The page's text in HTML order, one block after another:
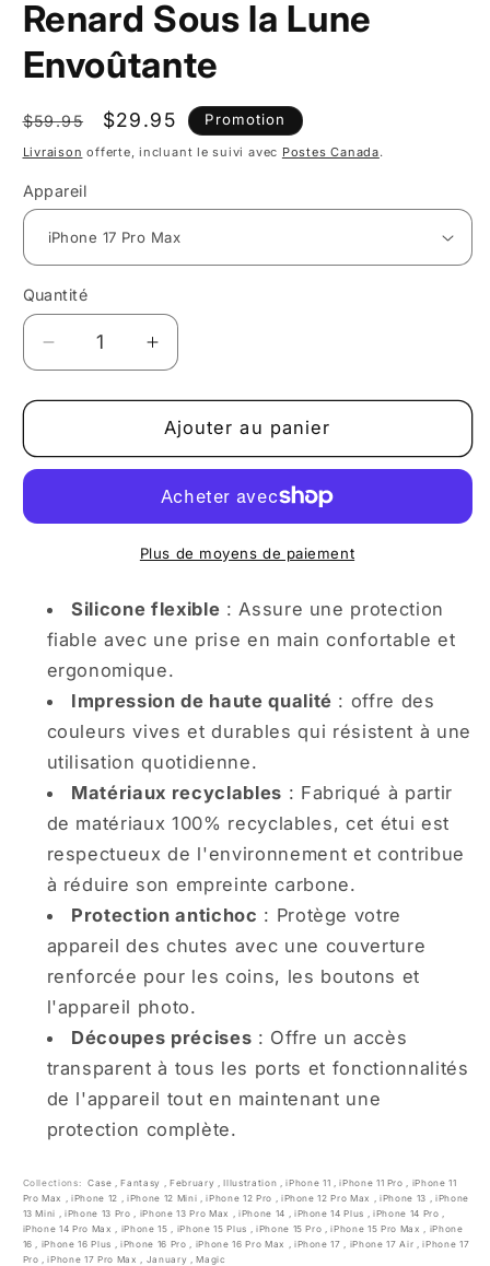
Renard Sous la Lune
Envoûtante
Prix
habituel
$59.95
Prix
promotionnel
$29.95 Promotion
Livraison offerte, incluant le suivi avec Postes Canada.
Appareil
Quantité
Réduire
la
quantité
Étui
Dame
la
Lune
Envoûtante
Augmenter
la
quantité
de
Étui
iPhone
Dame
Renard
la
Envoûtante
Ajouter au panier
Plus de moyens de paiement
Silicone flexible : Assure une protection
fiable avec une prise en main confortable et
ergonomique.
Impression de haute qualité : offre des
couleurs vives et durables qui résistent à une
utilisation quotidienne.
Matériaux recyclables : Fabriqué à partir
de matériaux 100% recyclables, cet étui est
respectueux de l'environnement et contribue
à réduire son empreinte carbone.
Protection antichoc : Protège votre
appareil des chutes avec une couverture
renforcée pour les coins, les boutons et
l'appareil photo.
Découpes précises : Offre un accès
transparent à tous les ports et fonctionnalités
de l'appareil tout en maintenant une
protection complète.
Collections: Case ,Fantasy ,February ,Illustration ,iPhone 11 ,iPhone 11 Pro
iPhone 11
Pro Max
,iPhone 12 ,iPhone 12 Mini ,iPhone 12 Pro iPhone 12 Pro Max ,iPhone 13 ,iPhone
13 Mini
,iPhone 13 Pro iPhone 13 Pro Max iPhone 14 iPhone 14 Plus ,iPhone 14 Pro
iPhone 14 Pro Max
iPhone 15 iPhone 15 Plus iPhone 15 Pro ,iPhone 15 Pro Max
iPhone
16
iPhone 16 Plus ,iPhone 16 Pro iPhone 16 Pro Max iPhone 17 iPhone 17 Air ,iPhone 17
Pro
,iPhone 17 Pro Max January ,Magic